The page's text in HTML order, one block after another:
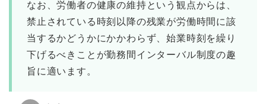
なお、労働者の健康の維持という観点からは、
禁止されている時刻以降の残業が労働時間に該
当するかどうかにかかわらず、始業時刻を繰り
下げるべきことが勤務間インターバル制度の趣
旨に適います。